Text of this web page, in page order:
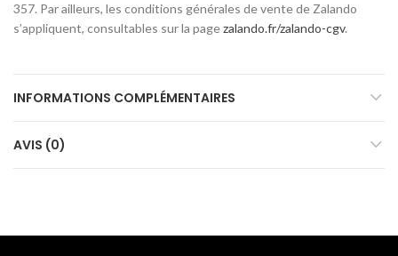
357. Par ailleurs, les conditions générales de vente de Zalando
s’appliquent, consultables sur la pagezalando.fr/zalando-cgv.
INFORMATIONS COMPLÉMENTAIRES
AVIS (0)